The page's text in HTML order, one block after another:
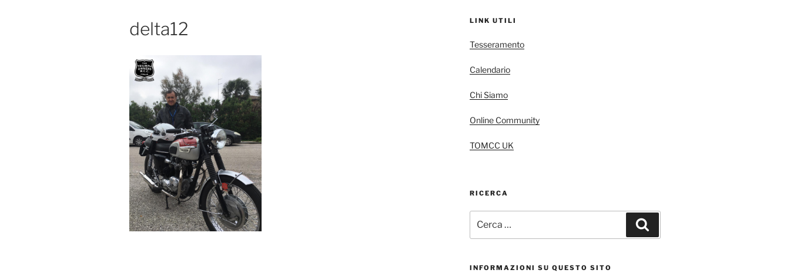
delta12 LINK UTILI
Tesseramento
Calendario
Chi Siamo
Online Community
TOMCC UK
RICERCA
INFORMAZIONI SU QUESTO SITO